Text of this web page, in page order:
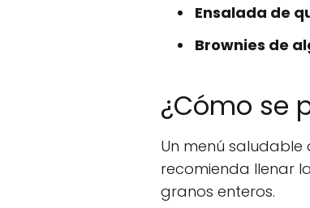
Ensalada de
Brownies de
¿Cómo se
Un menú
recomienda llenar
granos enteros.